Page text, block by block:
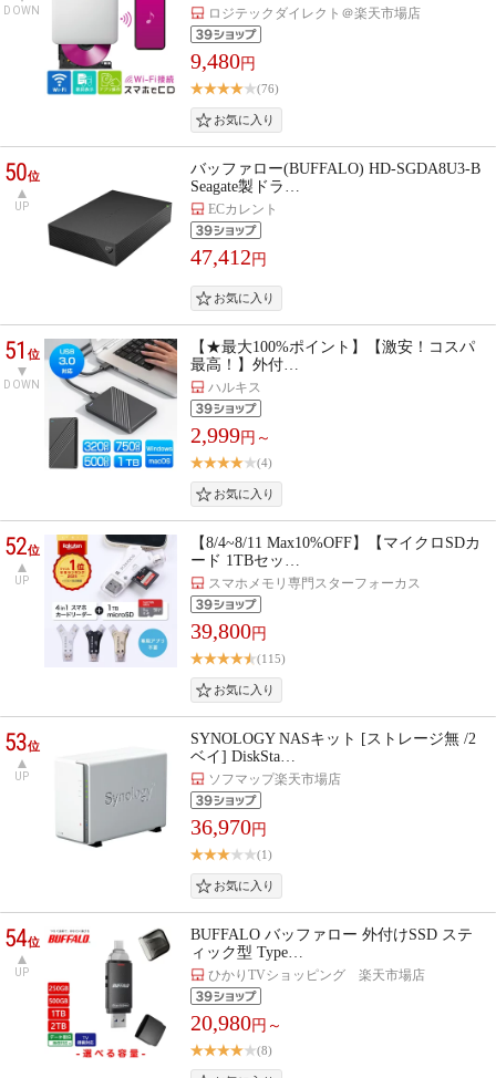
DOWN ロジテックダイレクト＠楽天市場店
9,480円
(76)
50位
UP
バッファロー(BUFFALO) HD-SGDA8U3-B
Seagate製ドラ…
ECカレント
47,412 円
51位
DOWN
【★最大100%ポイント】【激安！コスパ
最高！】外付…
ハルキス
2,999円～
(4)
52位
UP
【8/4~8/11 Max10%OFF】【マイクロSDカ
ード 1TBセッ…
スマホメモリ専門スターフォーカス
39,800円
(115)
53位
UP
SYNOLOGY NASキット [ストレージ無 /2
ベイ] DiskSta…
ソフマップ楽天市場店
36,970円
(1)
54位
UP
BUFFALO バッファロー 外付けSSD ステ
ィック型 Type…
ひかりTVショッピング 楽天市場店
20,980円～
(8)